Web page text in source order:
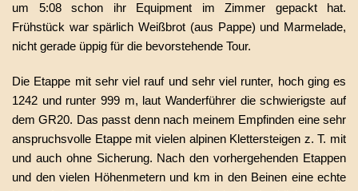
um 5:08 schon ihr Equipment im Zimmer gepackt hat.
Frühstück war spärlich Weißbrot (aus Pappe) und Marmelade,
nicht gerade üppig für die bevorstehende Tour.
Die Etappe mit sehr viel rauf und sehr viel runter, hoch ging es
1242 und runter 999 m, laut Wanderführer die schwierigste auf
dem GR20. Das passt denn nach meinem Empfinden eine sehr
anspruchsvolle Etappe mit vielen alpinen Klettersteigen z. T. mit
und auch ohne Sicherung. Nach den vorhergehenden Etappen
und den vielen Höhenmetern und km in den Beinen eine echte